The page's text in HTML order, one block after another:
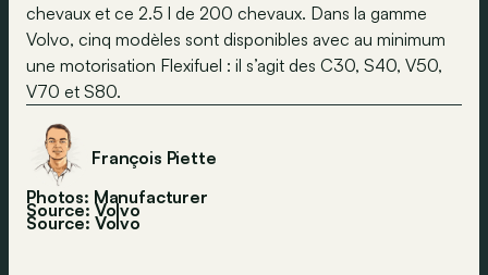
chevaux et ce 2.5 l de 200 chevaux. Dans la gamme
Volvo, cinq modèles sont disponibles avec au minimum
une motorisation Flexifuel : il s’agit des C30, S40, V50,
V70 et S80.
François Piette
Photos: Manufacturer
Source: Volvo
Source: Volvo